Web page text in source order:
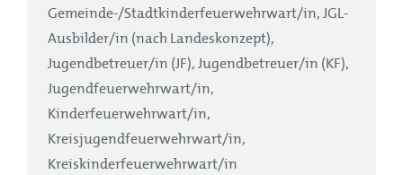
Gemeinde-/Stadtkinderfeuerwehrwart/in, JGL-
Ausbilder/in (nach Landeskonzept),
Jugendbetreuer/in (JF), Jugendbetreuer/in (KF),
Jugendfeuerwehrwart/in,
Kinderfeuerwehrwart/in,
Kreisjugendfeuerwehrwart/in,
Kreiskinderfeuerwehrwart/in